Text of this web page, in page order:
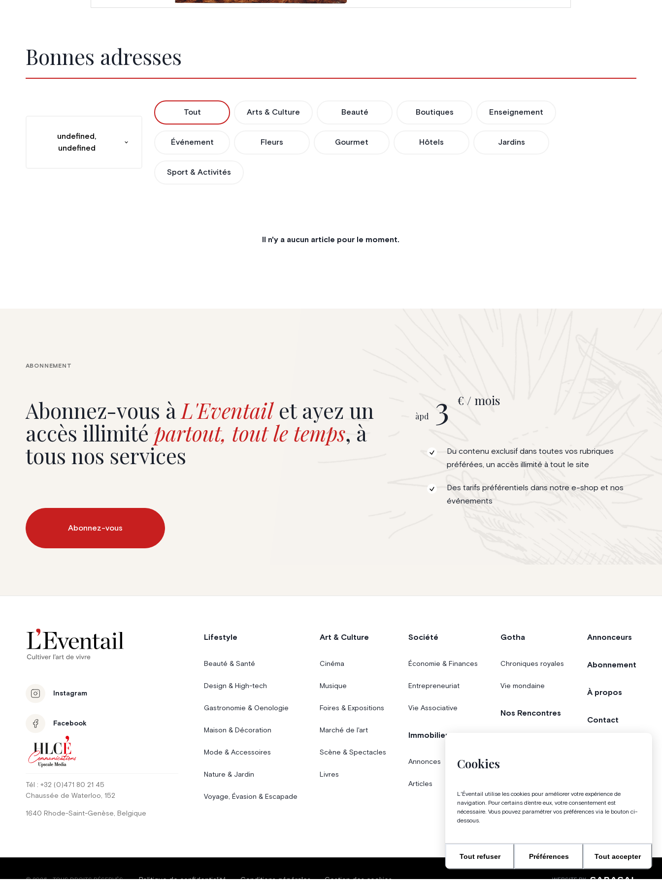
Bonnes adresses
undefined,
undefined
Tout Arts & Culture Beauté Boutiques Enseignement
Événement Fleurs Gourmet Hôtels Jardins
Sport & Activités
Il n'y a aucun article pour le moment.
Cookies
L'Éventail utilise les cookies pour améliorer votre expérience de
navigation. Pour certains d’entre eux, votre consentement est
nécessaire. Vous pouvez paramétrer vos préférences via le bouton ci-
dessous.
Tout refuser Préférences Tout accepter
Abonnez-vous àL'Eventailet ayez un
accès illimité partout, tout le temps, à
tous nos services
ABONNEMENT
Abonnez-vous
àpd 3 € / mois
Du contenu exclusif dans toutes vos rubriques
préférées, un accès illimité à tout le site
Des tarifs préférentiels dans notre e-shop et nos
événements
Instagram
Facebook
Tél
: +32 (0)471 80 21 45
Chaussée de Waterloo , 152
1640 Rhode-Saint-Genèse Belgique
Lifestyle
Beauté & Santé
Design & High-tech
Gastronomie & Oenologie
Maison & Décoration
Mode & Accessoires
Nature & Jardin
Voyage, Évasion & Escapade
Art & Culture
Cinéma
Musique
Foires & Expositions
Marché de l'art
Scène & Spectacles
Livres
Société
Économie & Finances
Entrepreneuriat
Vie Associative
Immobilier
Annonces
Articles
Gotha
Chroniques royales
Vie mondaine
Nos Rencontres
Magazine
Annonceurs
Abonnement
À propos
Contact
©2026-TOUS DROITS RÉSERVÉS Politique de confidentialité Conditions générales Gestion des cookies WEBSITE BY